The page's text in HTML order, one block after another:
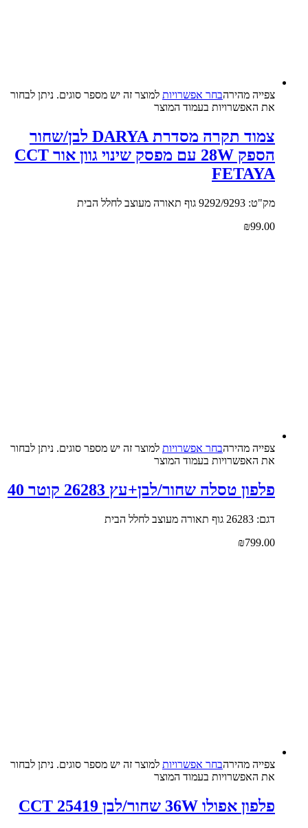
צפייה‬ ‫מהירה‬בחר אפשרויות למוצר זה יש מספר סוגים. ניתן לבחור
את האפשרויות בעמוד המוצר
צמוד תקרה מסדרת DARYA לבן/שחור
הספק 28W עם מפסק שינוי גוון אור CCT
FETAYA
מק"ט: 9292/9293 גוף תאורה מעוצב לחלל הבית
₪99.00
צפייה‬ ‫מהירה‬בחר אפשרויות למוצר זה יש מספר סוגים. ניתן לבחור
את האפשרויות בעמוד המוצר
פלפון טסלה שחור/לבן+עץ 26283 קוטר 40
דגם: 26283 גוף תאורה מעוצב לחלל הבית
₪799.00
צפייה‬ ‫מהירה‬בחר אפשרויות למוצר זה יש מספר סוגים. ניתן לבחור
את האפשרויות בעמוד המוצר
פלפון אפולו 36W שחור/לבן CCT 25419